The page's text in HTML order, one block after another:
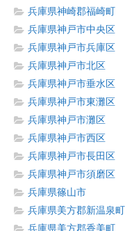
兵庫県神崎郡福崎町
兵庫県神戸市中央区
兵庫県神戸市兵庫区
兵庫県神戸市北区
兵庫県神戸市垂水区
兵庫県神戸市東灘区
兵庫県神戸市灘区
兵庫県神戸市西区
兵庫県神戸市長田区
兵庫県神戸市須磨区
兵庫県篠山市
兵庫県美方郡新温泉町
兵庫県美方郡香美町